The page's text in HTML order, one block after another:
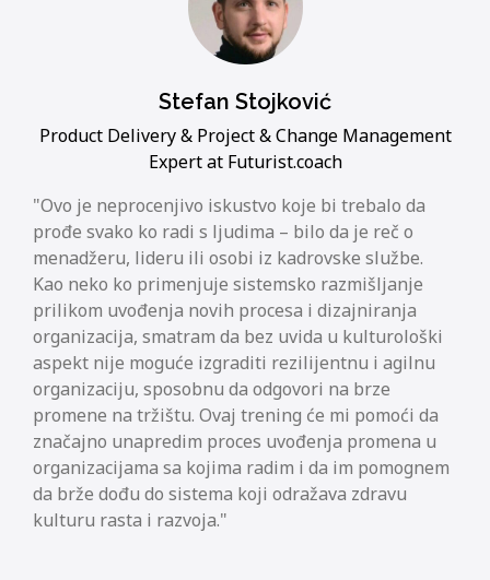
Stefan Stojković
Product Delivery & Project & Change Management
Expert at Futurist.coach
Ovo je neprocenjivo iskustvo koje bi trebalo da
prođe svako ko radi s ljudima – bilo da je reč o
menadžeru, lideru ili osobi iz kadrovske službe.
Kao neko ko primenjuje sistemsko razmišljanje
prilikom uvođenja novih procesa i dizajniranja
organizacija, smatram da bez uvida u kulturološki
aspekt nije moguće izgraditi rezilijentnu i agilnu
organizaciju, sposobnu da odgovori na brze
promene na tržištu. Ovaj trening će mi pomoći da
značajno unapredim proces uvođenja promena u
organizacijama sa kojima radim i da im pomognem
da brže dođu do sistema koji odražava zdravu
kulturu rasta i razvoja.